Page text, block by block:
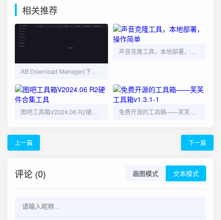
相关推荐
上一篇 下一篇
评论 (0) 画图模式 文本模式